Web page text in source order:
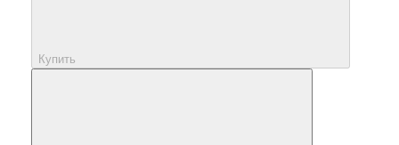
Купить